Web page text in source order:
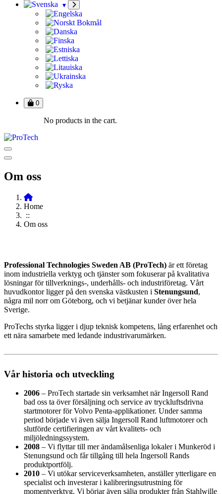
0
No products in the cart.
Om oss
Home
::
Om oss
Professional Technologies Sweden AB (ProTech) är ett företag
inom industriella verktyg och tjänster som fokuserar på kvalitativa
lösningar för tillverknings-, underhålls- och industriföretag. Vårt
huvudkontor ligger på den svenska västkusten i Stenungsund,
några mil norr om Göteborg, och vi betjänar kunder över hela
Sverige.
ProTechs styrka ligger i djup teknisk kompetens, lång erfarenhet och
ett nära samarbete med ledande industrivarumärken.
Vår historia och utveckling
2006 – ProTech startade sin verksamhet när Ingersoll Rand
bad oss ta över försäljning och service av tryckluftsdrivna
startmotorer för Volvo Penta-applikationer. Under samma
period började vi även sälja Ingersoll Rand luftmotorer och
slutförde certifieringen av vårt kvalitets- och
miljöledningssystem.
2008 – Vi flyttar till mer ändamålsenliga lokaler i Munkeröd i
Stenungsund och får tillgång till hela Ingersoll Rands
produktportfölj.
2010 – Vi utökar serviceverksamheten, anställer ytterligare en
specialist och investerar i kalibreringsutrustning för
momentverktyg. Vi börjar även sälja produkter från Stahlwille